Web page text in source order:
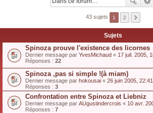
43 sujets 1 2
Sujets
Spinoza prouve l'existence des licornes
Dernier message par YvesMichaud « 17 juil. 2005,
Réponses : 22
Spinoza ,pas si simple !(à miam)
Dernier message par hokousai « 26 juin 2005, 22:41
Réponses : 3
Confrontation entre Spinoza et Liebniz
Dernier message par AUgustindercrois « 10 avr.
Réponses : 7